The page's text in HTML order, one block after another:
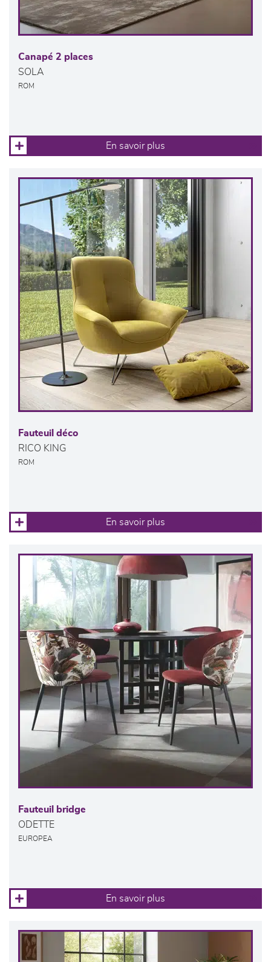
Canapé 2 places
SOLA
ROM
En savoir plus
Fauteuil déco
RICO KING
ROM
En savoir plus
Fauteuil bridge
ODETTE
EUROPEA
En savoir plus